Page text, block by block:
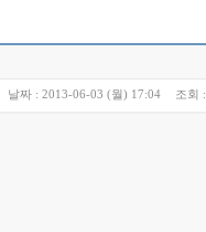
날짜 : 2013-06-03 (월) 17:04 조회 :